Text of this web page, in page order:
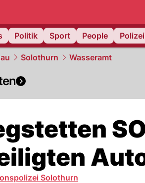
Politik Sport People
Solothurn Wasseramt
Solothurn